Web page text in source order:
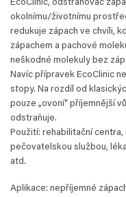
€ 64,88.€ 58,39.
EcoClinic, odstraňovač
okolnímu/životnímu
redukuje zápach ve chvíli,
zápachem a pachové
neškodné molekuly bez
Navíc přípravek EcoClinic
stopy. Na rozdíl od
pouze „ovoní“ příjemnější
odstraňuje.
Použití: rehabilitační
pečovatelskou službou,
atd.
Aplikace: nepříjemné